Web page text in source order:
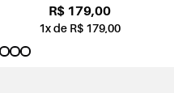
R$ 179,00
1x de R$ 179,00